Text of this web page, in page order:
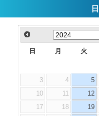
日 月 火
3
4 5
10
11 12
17
18 19